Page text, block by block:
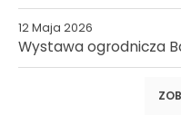
12 Maja 2026
Wystawa ogrodnicza